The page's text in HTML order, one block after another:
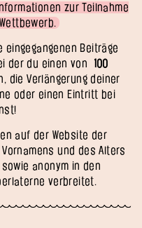
zur Teilnahme
eingegangenen Beiträge
der du einen von 100
die Verlängerung deiner
oder einen Eintritt bei
auf der Website der
und des Alters
anonym in den
verbreitet.